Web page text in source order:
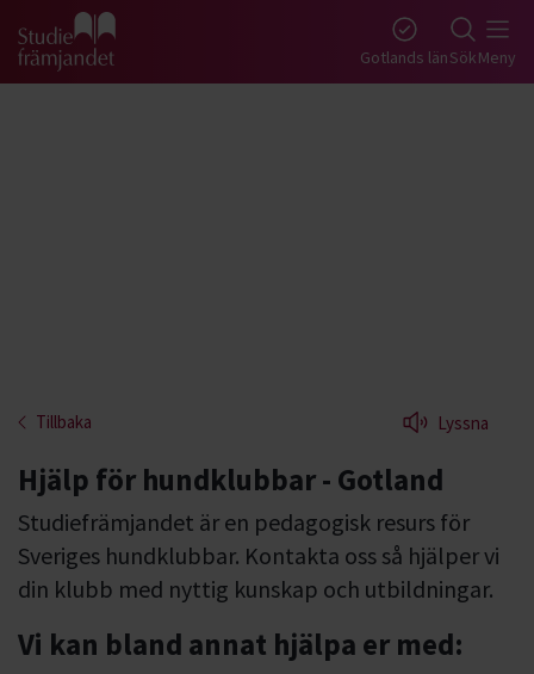
Gå till studiefrämjandets startsida Gotlands länSökMeny
Tillbaka Lyssna
Hjälp för hundklubbar - Gotland
Studiefrämjandet är en pedagogisk resurs för
Sveriges hundklubbar. Kontakta oss så hjälper vi
din klubb med nyttig kunskap och utbildningar.
Vi kan bland annat hjälpa er med: